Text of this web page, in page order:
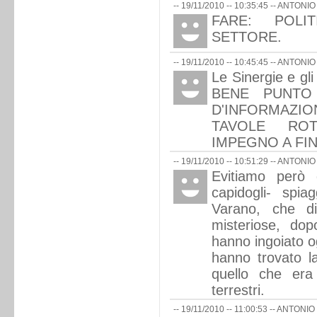
-- 19/11/2010 -- 10:35:45 --ANTONIO
FARE:
SETTORE.
-- 19/11/2010 -- 10:45:45 --ANTONIO
Le Sinergie e
BENE
TAVOLE
IMPEGNO A
-- 19/11/2010 -- 10:51:29 --ANTONIO
Evitiamo
capidogli-
Varano, che
misteriose,
hanno ingoiato
hanno trovato
quello che
terrestri.
-- 19/11/2010 -- 11:00:53 --ANTONIO